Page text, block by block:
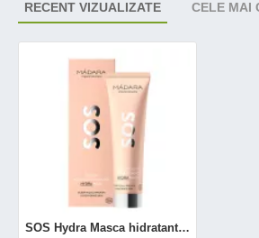
RECENT VIZUALIZATE CELE MAI
SOS Hydra Masca hidratanta si iluminatoare (60 ml), Madara